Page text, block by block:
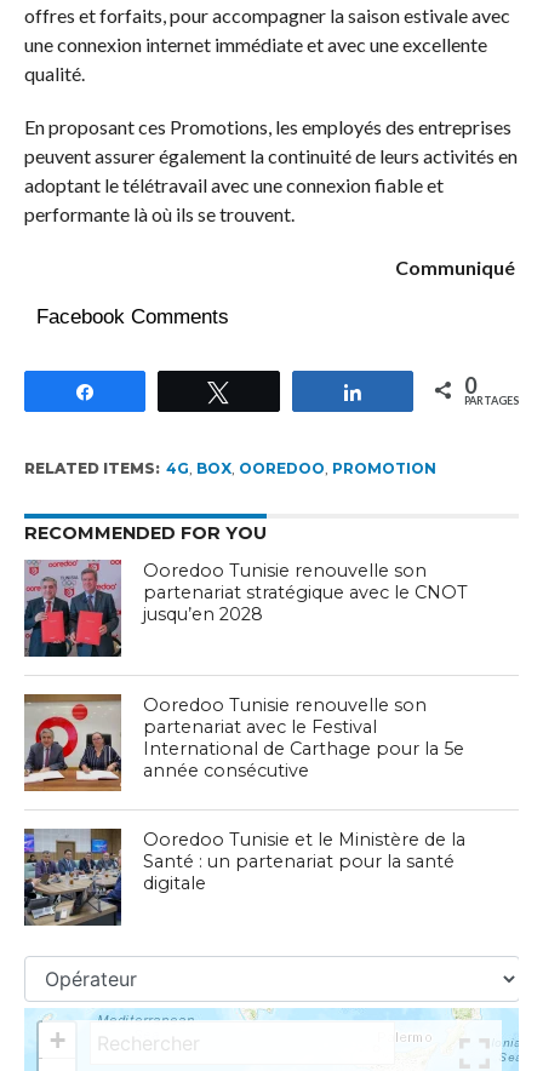
offres et forfaits, pour accompagner la saison estivale avec
une connexion internet immédiate et avec une excellente
qualité.
En proposant ces Promotions, les employés des entreprises
peuvent assurer également la continuité de leurs activités en
adoptant le télétravail avec une connexion fiable et
performante là où ils se trouvent.
Communiqué
Facebook Comments
Partagez 0
PARTAGES
RELATED ITEMS: 4G, BOX, OOREDOO, PROMOTION
RECOMMENDED FOR YOU
Ooredoo Tunisie renouvelle son
partenariat stratégique avec le CNOT
jusqu’en 2028
Ooredoo Tunisie renouvelle son
partenariat avec le Festival
International de Carthage pour la 5e
année consécutive
Ooredoo Tunisie et le Ministère de la
Santé : un partenariat pour la santé
digitale